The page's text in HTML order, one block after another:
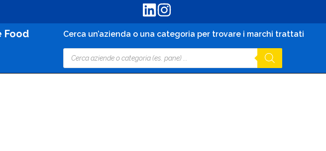
Food
Cerca un’azienda o una categoria per trovare i marchi trattati